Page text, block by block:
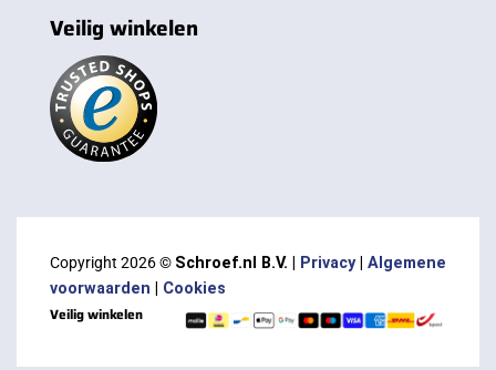
Veilig winkelen
Copyright 2026 © Schroef.nl B.V. | Privacy| Algemene
voorwaarden
Cookies
Veilig winkelen